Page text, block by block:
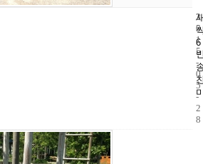
6
3
5
2
0
1
5
-
0
5
-
2
8